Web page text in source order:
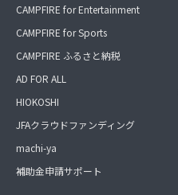
CAMPFIRE for Entertainment
CAMPFIRE for Sports
CAMPFIRE ふるさと納税
AD FOR ALL
HIOKOSHI
JFAクラウドファンディング
machi-ya
補助金申請サポート